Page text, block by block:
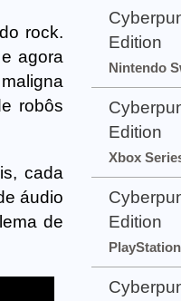
rock.
agora
robôs
cada
áudio
de
Edition
Nintendo
Edition
Xbox
Edition